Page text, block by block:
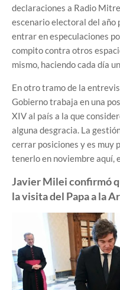
declaraciones a Radio
escenario electoral del año
entrar en especulaciones
compito contra otros
mismo, haciendo cada día
En otro tramo de la
Gobierno trabaja en una
XIV al país a la que
alguna desgracia. La
cerrar posiciones y es muy
tenerlo en noviembre aquí,
Javier Milei confirmó
la visita del Papa a la